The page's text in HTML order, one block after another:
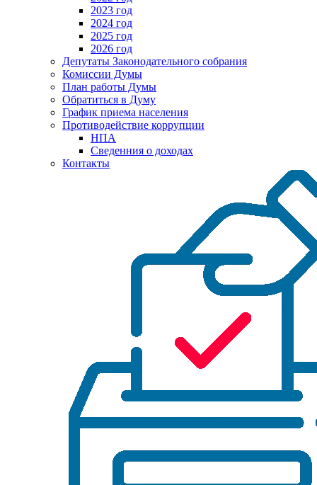
2023 год
2024 год
2025 год
2026 год
Депутаты Законодательного собрания
Комиссии Думы
План работы Думы
Обратиться в Думу
График приема населения
Противодействие коррупции
НПА
Сведенния о доходах
Контакты